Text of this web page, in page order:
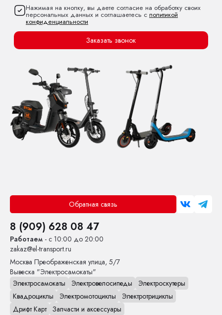
Нажимая на кнопку, вы даете согласие на обработку своих
персональных данных и соглашаетесь с политикой
конфиденциальности
Заказать звонок
Обратная связь
8 (909) 628 08 47
Работаем - с 10:00 до 20:00
zakaz@el-transport.ru
Москва Преображенская улица, 5/7
Вывеска "Электросамокаты"
Электросамокаты
Электровелосипеды
Электроскутеры
Квадроциклы
Электромотоциклы
Электротрициклы
Дрифт Карт Запчасти и аксессуары